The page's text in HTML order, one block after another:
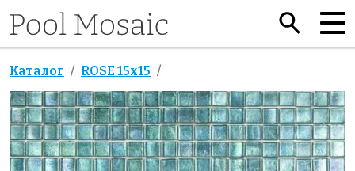
Каталог ROSE 15x15